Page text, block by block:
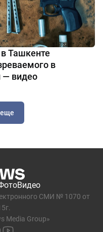
Ташкенте
в
— видео
Видео
СМИ № 1070 от
Media Group»